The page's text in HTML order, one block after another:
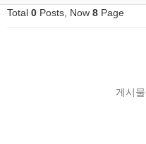
Total 0 Posts, Now 8 Page
게시